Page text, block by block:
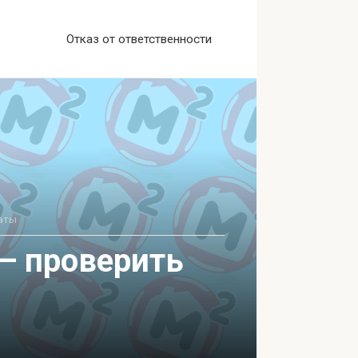
Отказ от ответственности
проверить